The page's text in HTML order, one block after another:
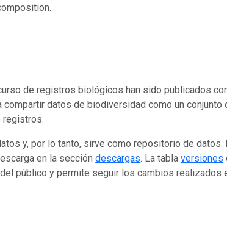
de registros biológicos han sido publicados
compartir datos de biodiversidad como un
registros.
y, por lo tanto, sirve como repositorio de
en la seccióndescargas. La tablaversiones
público y permite seguir los cambios realizados